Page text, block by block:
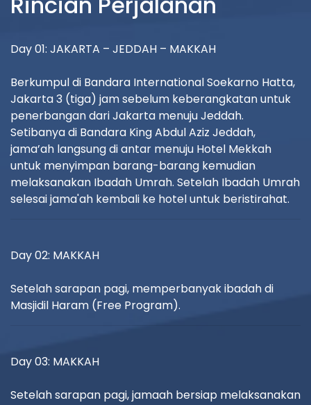
Day 01: JAKARTA – JEDDAH – MAKKAH
Berkumpul di Bandara International Soekarno Hatta,
Jakarta 3 (tiga) jam sebelum keberangkatan untuk
penerbangan dari Jakarta menuju Jeddah.
Setibanya di Bandara King Abdul Aziz Jeddah,
jama’ah langsung di antar menuju Hotel Mekkah
untuk menyimpan barang-barang kemudian
melaksanakan Ibadah Umrah. Setelah Ibadah Umrah
selesai jama'ah kembali ke hotel untuk beristirahat.
Day 02: MAKKAH
Setelah sarapan pagi, memperbanyak ibadah di
Masjidil Haram (Free Program).
Day 03: MAKKAH
Setelah sarapan pagi, jamaah bersiap melaksanakan